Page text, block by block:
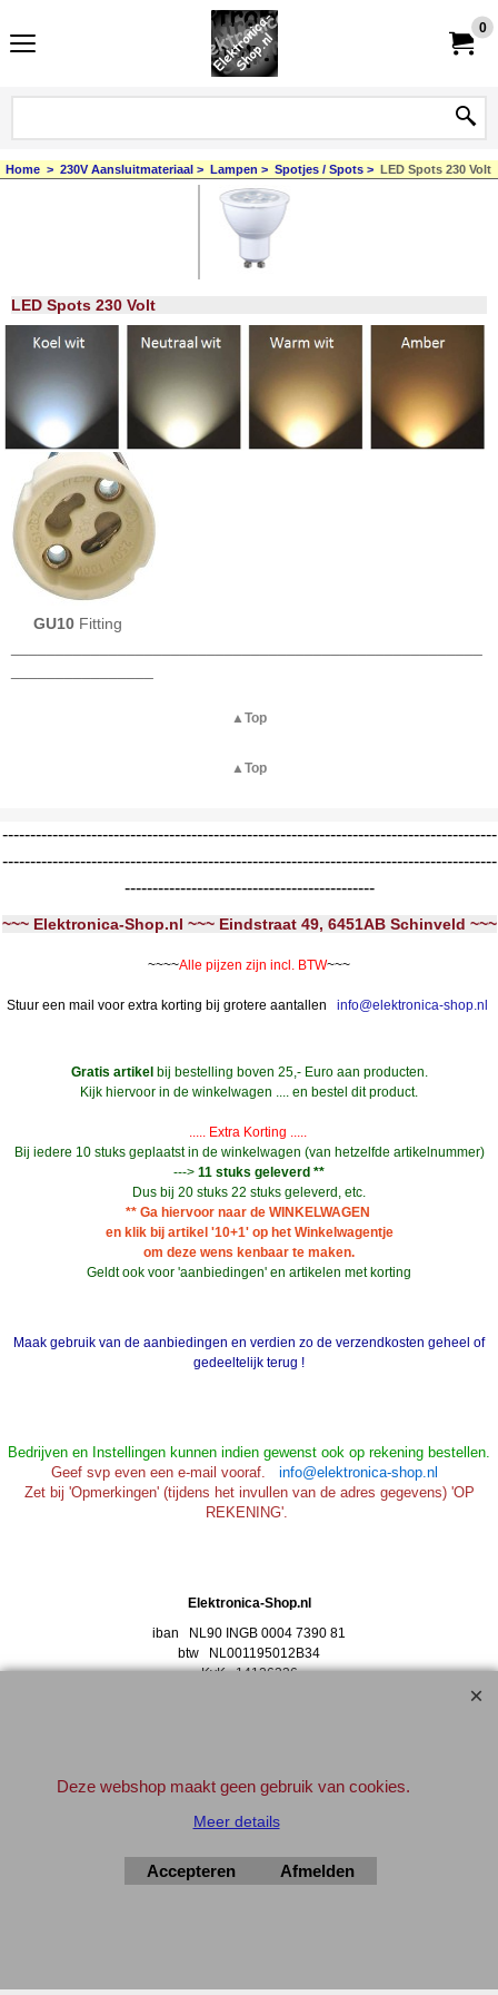
0
Home > 230V Aansluitmateriaal > Lampen > Spotjes / Spots > LED Spots 230 Volt
LED Spots 230 Volt
GU10 Fitting
▲Top
▲Top
-----------------------------------------------------------------------------------------
-----------------------------------------------------------------------------------------
---------------------------------------------
~~~ Elektronica-Shop.nl ~~~ Eindstraat 49, 6451AB Schinveld ~~~
~~~~Alle pijzen zijn incl. BTW~~~
Stuur een mail voor extra korting bij grotere aantallen info@elektronica-shop.nl
Gratis artikel bij bestelling boven 25,- Euro aan producten.
Kijk hiervoor in de winkelwagen .... en bestel dit product.
..... Extra Korting .....
Bij iedere 10 stuks geplaatst in de winkelwagen (van hetzelfde artikelnummer)
---> 11 stuks geleverd **
Dus bij 20 stuks 22 stuks geleverd, etc.
** Ga hiervoor naar de WINKELWAGEN
en klik bij artikel '10+1' op het Winkelwagentje
om deze wens kenbaar te maken.
Geldt ook voor 'aanbiedingen' en artikelen met korting
Maak gebruik van de aanbiedingen en verdien zo de verzendkosten geheel of
gedeeltelijk terug !
Bedrijven en Instellingen kunnen indien gewenst ook op rekening bestellen.
Geef svp even een e-mail vooraf. info@elektronica-shop.nl
Zet bij 'Opmerkingen' (tijdens het invullen van de adres gegevens) 'OP
REKENING'.
Elektronica-Shop.nl
iban NL90 INGB 0004 7390 81
btw
NL001195012B34
KvK 14126336
software.
Deze webshop maakt geen gebruik van cookies.
Meer details
Accepteren Afmelden